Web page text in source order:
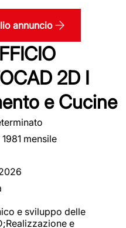
annuncio
2D I
e Cucine
mensile
e sviluppo delle
e